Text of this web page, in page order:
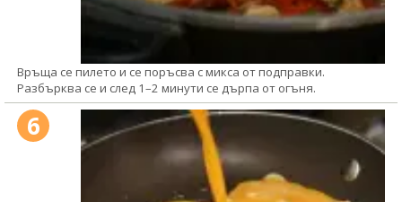
Връща се пилето и се поръсва с микса от подправки.
Разбърква се и след 1–2 минути се дърпа от огъня.
6